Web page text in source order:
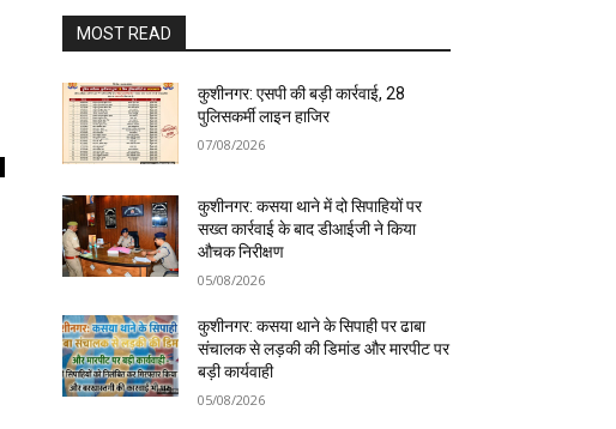
MOST READ
कुशीनगर: एसपी की बड़ी कार्रवाई, 28
पुलिसकर्मी लाइन हाजिर
07/08/2026
कुशीनगर: कसया थाने में दो सिपाहियों पर
सख्त कार्रवाई के बाद डीआईजी ने किया
औचक निरीक्षण
05/08/2026
कुशीनगर: कसया थाने के सिपाही पर ढाबा
संचालक से लड़की की डिमांड और मारपीट पर
बड़ी कार्यवाही
05/08/2026